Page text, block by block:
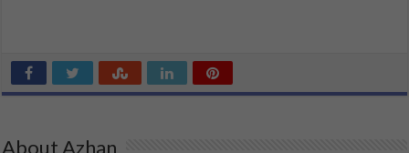
About Azhan